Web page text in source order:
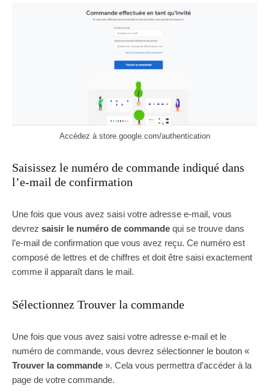
Accédez à store.google.com/authentication
Saisissez le numéro de commande indiqué dans
l’e-mail de confirmation
Une fois que vous avez saisi votre adresse e-mail, vous
devrez saisir le numéro de commande qui se trouve dans
l’e-mail de confirmation que vous avez reçu. Ce numéro est
composé de lettres et de chiffres et doit être saisi exactement
comme il apparaît dans le mail.
Sélectionnez Trouver la commande
Une fois que vous avez saisi votre adresse e-mail et le
numéro de commande, vous devrez sélectionner le bouton «
Trouver la commande ». Cela vous permettra d’accéder à la
page de votre commande.